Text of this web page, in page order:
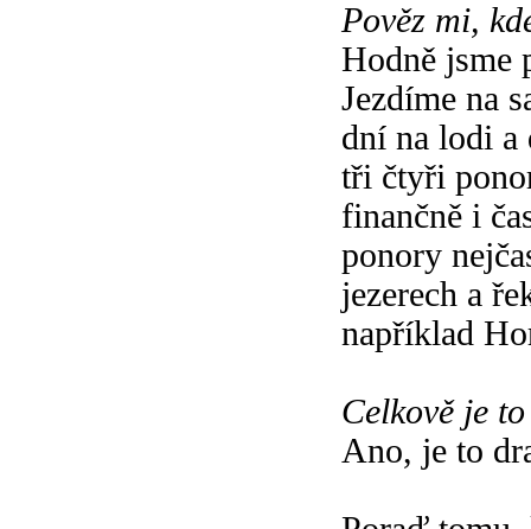
Pověz mi,
Hodně jsme
Jezdíme na
dní na lodi a
tři čtyři
finančně i
ponory
jezerech a
například
Celkově je
Ano, je to